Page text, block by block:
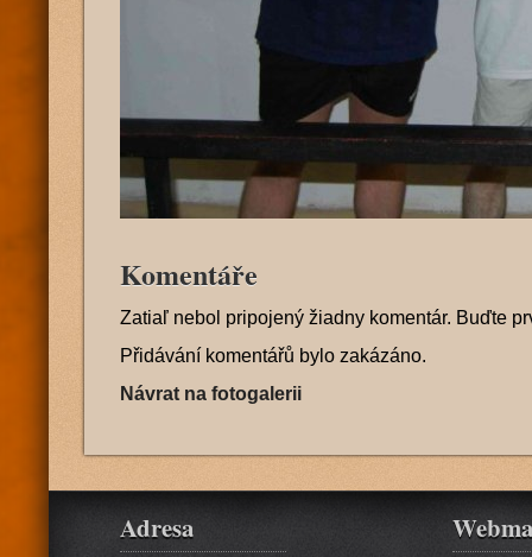
Komentáře
Zatiaľ nebol pripojený žiadny komentár. Buďte
Přidávání komentářů bylo zakázáno.
Návrat na fotogalerii
Adresa